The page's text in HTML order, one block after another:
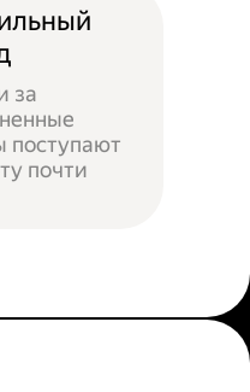
за
поступают
почти